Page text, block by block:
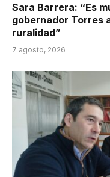
Sara Barrera: “Es
gobernador Torres
ruralidad”
7 agosto, 2026